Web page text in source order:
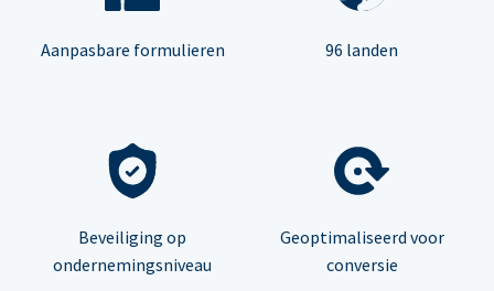
Aanpasbare formulieren 96 landen
Beveiliging op
ondernemingsniveau
Geoptimaliseerd voor
conversie